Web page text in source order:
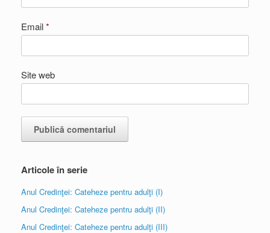
Email*
Site web
Articole în serie
Anul Credinţei: Cateheze pentru adulţi (I)
Anul Credinţei: Cateheze pentru adulţi (II)
Anul Credinţei: Cateheze pentru adulţi (III)